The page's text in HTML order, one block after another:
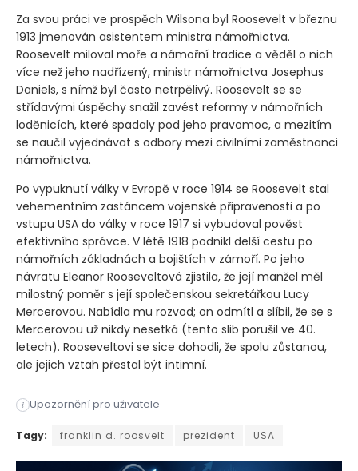
Za svou práci ve prospěch Wilsona byl Roosevelt v březnu
1913 jmenován asistentem ministra námořnictva.
Roosevelt miloval moře a námořní tradice a věděl o nich
více než jeho nadřízený, ministr námořnictva Josephus
Daniels, s nímž byl často netrpělivý. Roosevelt se se
střídavými úspěchy snažil zavést reformy v námořních
loděnicích, které spadaly pod jeho pravomoc, a mezitím
se naučil vyjednávat s odbory mezi civilními zaměstnanci
námořnictva.
Po vypuknutí války v Evropě v roce 1914 se Roosevelt stal
vehementním zastáncem vojenské připravenosti a po
vstupu USA do války v roce 1917 si vybudoval pověst
efektivního správce. V létě 1918 podnikl delší cestu po
námořních základnách a bojištích v zámoří. Po jeho
návratu Eleanor Rooseveltová zjistila, že její manžel měl
milostný poměr s její společenskou sekretářkou Lucy
Mercerovou. Nabídla mu rozvod; on odmítl a slíbil, že se s
Mercerovou už nikdy nesetká (tento slib porušil ve 40.
letech). Rooseveltovi se sice dohodli, že spolu zůstanou,
ale jejich vztah přestal být intimní.
i Upozornění pro uživatele
Jednalo se o bezesporu jednoho z vůbec nejoblíbenějších
Tagy: franklin d. roosvelt prezident USA